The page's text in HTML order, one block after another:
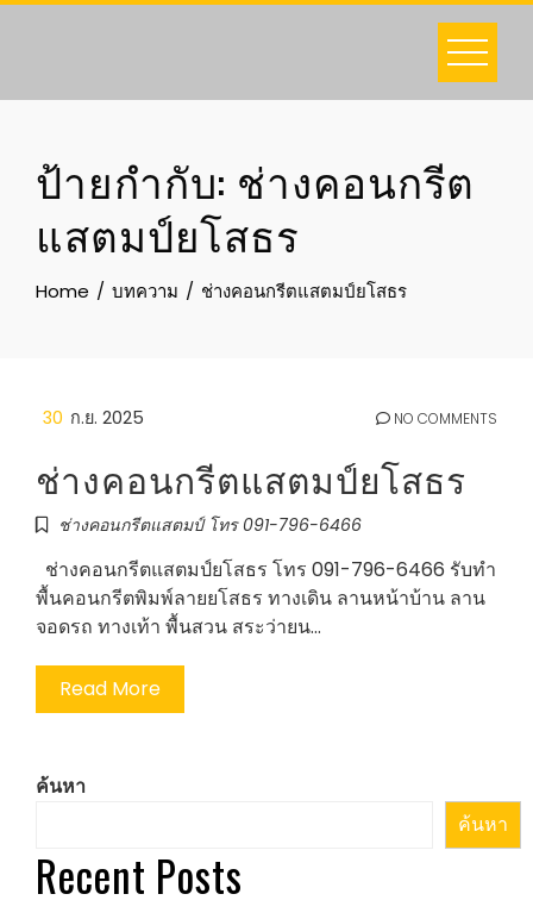
Skip
ป้ายกำกับ: ช่างคอนกรีต
แสตมป์ยโสธร
Home บทความ ช่างคอนกรีตแสตมป์ยโสธร
30 ก.ย. 2025 NO COMMENTS
ช่างคอนกรีตแสตมป์ยโสธร
ช่างคอนกรีตแสตมป์ โทร 091-796-6466
ช่างคอนกรีตแสตมป์ยโสธร โทร 091-796-6466 รับทำ
พื้นคอนกรีตพิมพ์ลายยโสธร ทางเดิน ลานหน้าบ้าน ลาน
จอดรถ ทางเท้า พื้นสวน สระว่ายน…
Read More
ค้นหา
ค้นหา
Recent Posts